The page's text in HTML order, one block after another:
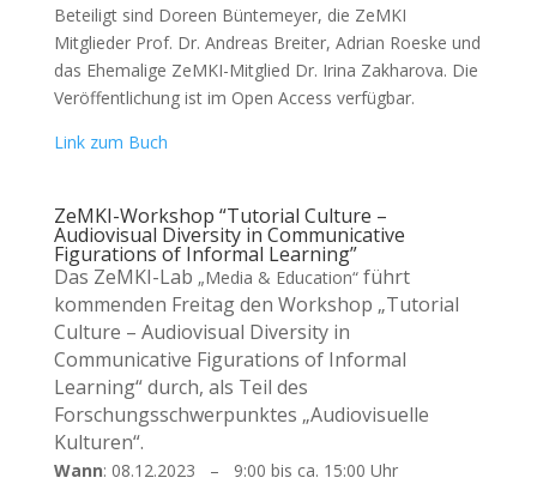
Beteiligt sind Doreen Büntemeyer, die ZeMKI
Mitglieder Prof. Dr. Andreas Breiter, Adrian Roeske und
das Ehemalige ZeMKI-Mitglied Dr. Irina Zakharova. Die
Veröffentlichung ist im Open Access verfügbar.
Link zum Buch
ZeMKI-Workshop “Tutorial Culture –
Audiovisual Diversity in Communicative
Figurations of Informal Learning”
Das ZeMKI-Lab „Media & Education“führt
kommenden Freitag den Workshop „Tutorial
Culture – Audiovisual Diversity in
Communicative Figurations of Informal
Learning“ durch, als Teil des
Forschungsschwerpunktes „Audiovisuelle
Kulturen“.
Wann: 08.12.2023 – 9:00 bis ca. 15:00 Uhr